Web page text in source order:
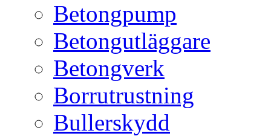
Betongpump
Betongutläggare
Betongverk
Borrutrustning
Bullerskydd